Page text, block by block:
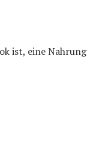
ist, eine Nahrung